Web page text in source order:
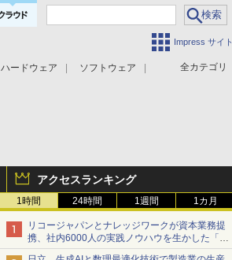
Impress サイト
全カテゴリ
ハードウェア
ソフトウェア
アクセスランキング
1時間 24時間 1週間 1カ月
リコージャパンとナレッジワークが資本業務提
携、社内6000人の実践ノウハウを生かした「AI
商談記録 for RICOH」を展開へ